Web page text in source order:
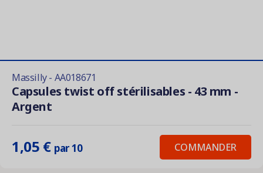
Massilly - AA018671
Capsules twist off stérilisables - 43 mm -
Argent
1,05 € par 10 COMMANDER